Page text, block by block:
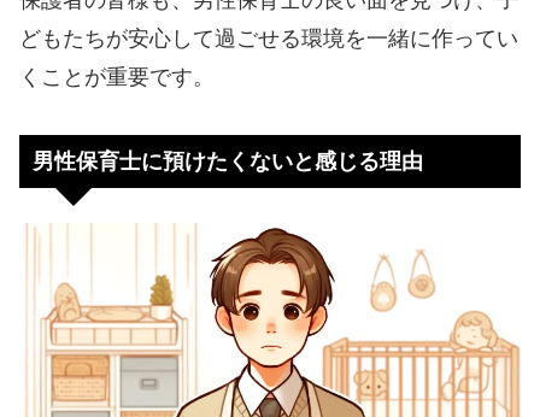
どもたちが安心して過ごせる環境を一緒に作ってい
くことが重要です。
男性保育士に預けたくないと感じる理由